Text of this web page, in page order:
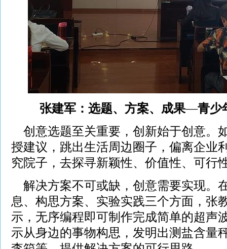
张建军：选题、方案、成果—青少
创意选题至关重要，创新始于创意。
授建议，跳出生活周边圈子，偏离企业
究院子，去探寻新颖性、价值性、可行
解决方案不可或缺，创意需要实现。
息、构思方案、实验实践三个方面，张
示，无序编程即可制作完成简单的超声
示从身边的事物构思，发明出测盐含量